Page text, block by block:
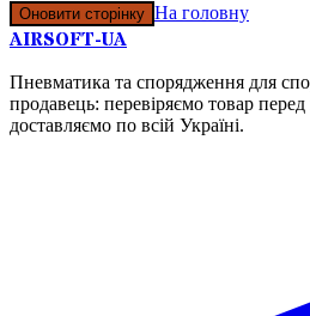
Оновити сторінку На головну
AIRSOFT-UA
Пневматика та спорядження для
продавець: перевіряємо товар перед
доставляємо по всій Україні.